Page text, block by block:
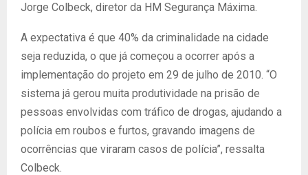
Jorge Colbeck, diretor da HM Segurança Máxima.
A expectativa é que 40% da criminalidade na cidade
seja reduzida, o que já começou a ocorrer após a
implementação do projeto em 29 de julho de 2010. “O
sistema já gerou muita produtividade na prisão de
pessoas envolvidas com tráfico de drogas, ajudando a
polícia em roubos e furtos, gravando imagens de
ocorrências que viraram casos de polícia”, ressalta
Colbeck.